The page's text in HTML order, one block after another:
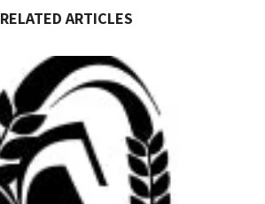
RELATED ARTICLES